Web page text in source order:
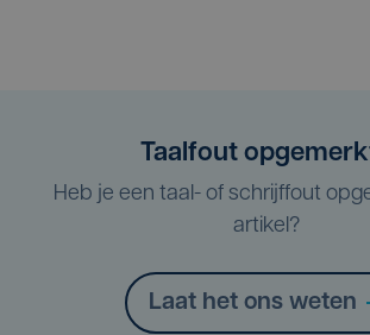
Taalfout
Heb je een taal- of schrijffout
artikel?
Laat het ons weten